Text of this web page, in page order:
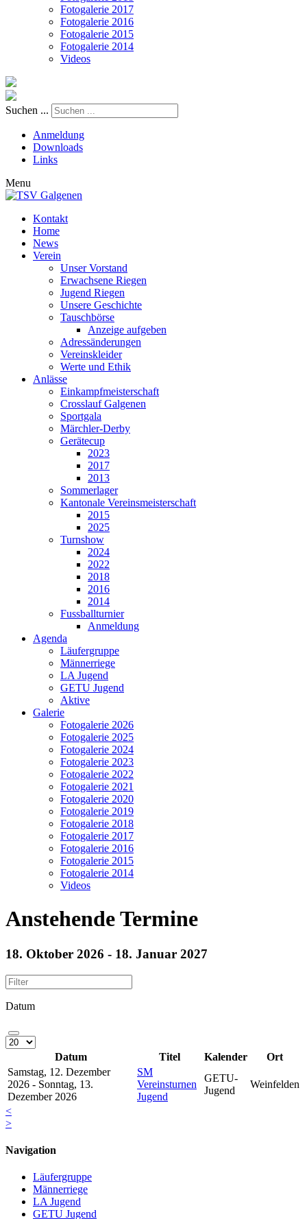
Fotogalerie 2017
Fotogalerie 2016
Fotogalerie 2015
Fotogalerie 2014
Videos
Suchen ...
Anmeldung
Downloads
Links
Menu
Kontakt
Home
News
Verein
Unser Vorstand
Erwachsene Riegen
Jugend Riegen
Unsere Geschichte
Tauschbörse
Anzeige aufgeben
Adressänderungen
Vereinskleider
Werte und Ethik
Anlässe
Einkampfmeisterschaft
Crosslauf Galgenen
Sportgala
Märchler-Derby
Gerätecup
2023
2017
2013
Sommerlager
Kantonale Vereinsmeisterschaft
2015
2025
Turnshow
2024
2022
2018
2016
2014
Fussballturnier
Anmeldung
Agenda
Läufergruppe
Männerriege
LA Jugend
GETU Jugend
Aktive
Galerie
Fotogalerie 2026
Fotogalerie 2025
Fotogalerie 2024
Fotogalerie 2023
Fotogalerie 2022
Fotogalerie 2021
Fotogalerie 2020
Fotogalerie 2019
Fotogalerie 2018
Fotogalerie 2017
Fotogalerie 2016
Fotogalerie 2015
Fotogalerie 2014
Videos
Anstehende Termine
18. Oktober 2026 - 18. Januar 2027
Datum
Datum Titel Kalender
Ort
Samstag, 12. Dezember
2026 - Sonntag, 13.
Dezember 2026
SM
Vereinsturnen
Jugend
GETU-
Jugend
Weinfelden
<
>
Navigation
Läufergruppe
Männerriege
LA Jugend
GETU Jugend